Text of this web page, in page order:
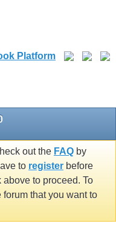
out the FAQ by
to register before
to proceed. To
that you want to